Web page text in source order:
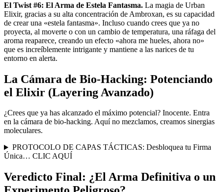
El Twist #6: El Arma de Estela Fantasma. La magia de Urban
Elixir, gracias a su alta concentración de Ambroxan, es su capacidad
de crear una «estela fantasma». Incluso cuando crees que ya no
proyecta, al moverte o con un cambio de temperatura, una ráfaga del
aroma reaparece, creando un efecto «ahora me hueles, ahora no»
que es increíblemente intrigante y mantiene a las narices de tu
entorno en alerta.
La Cámara de Bio-Hacking: Potenciando
el Elixir (Layering Avanzado)
¿Crees que ya has alcanzado el máximo potencial? Inocente. Entra
en la cámara de bio-hacking. Aquí no mezclamos, creamos sinergias
moleculares.
PROTOCOLO DE CAPAS TÁCTICAS: Desbloquea tu Firma
Única… CLIC AQUÍ
Veredicto Final: ¿El Arma Definitiva o un